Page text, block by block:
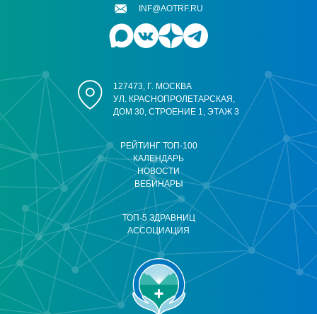
РЕЙТИНГ ТОП-100
КАЛЕНДАРЬ
НОВОСТИ
ВЕБИНАРЫ
ТОП-5 ЗДРАВНИЦ
АССОЦИАЦИЯ
127473, Г. МОСКВА
УЛ. КРАСНОПРОЛЕТАРСКАЯ,
ДОМ 30, СТРОЕНИЕ 1, ЭТАЖ 3
INF@AOTRF.RU